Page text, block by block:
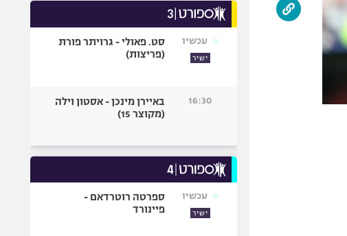
עכשיו
ישיר
סט. פאולי - גרויתר פורת
(פריצות)
16:30
באיירן מינכן - אסטון וילה
(מקוצר 15)
עכשיו
ישיר
ספרטה רוטרדאם -
פיינורד